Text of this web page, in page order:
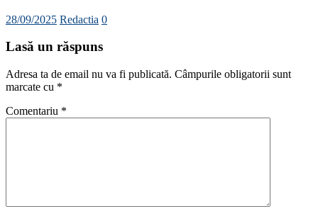
28/09/2025 Redactia 0
Lasă un răspuns
Adresa ta de email nu va fi publicată. Câmpurile obligatorii sunt
marcate cu *
Comentariu *